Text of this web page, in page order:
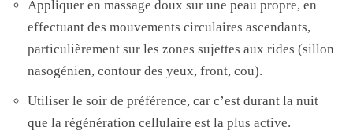
Appliquer en massage doux sur une peau propre, en
effectuant des mouvements circulaires ascendants,
particulièrement sur les zones sujettes aux rides (sillon
nasogénien, contour des yeux, front, cou).
Utiliser le soir de préférence, car c’est durant la nuit
que la régénération cellulaire est la plus active.